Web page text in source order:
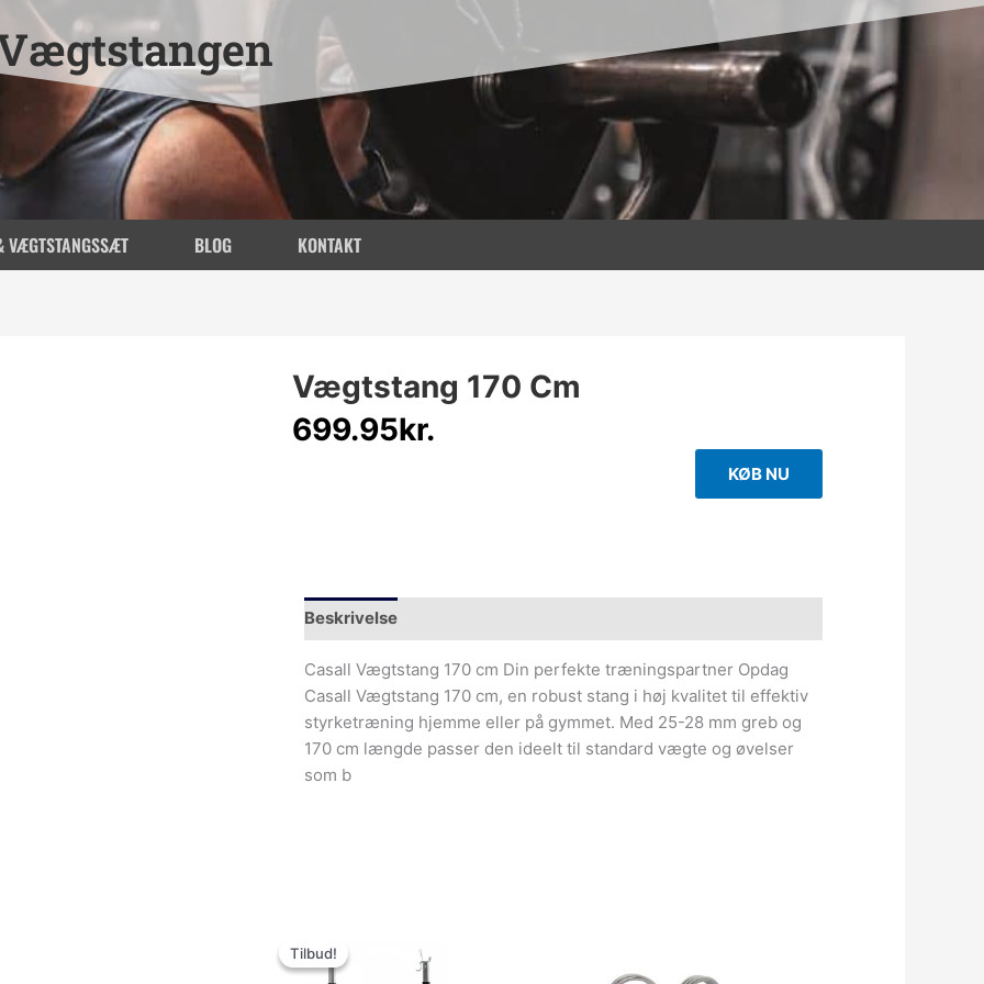
VÆGTSTANGSSÆT BLOG KONTAKT
Vægtstang 170 Cm
699.95kr.
KØB NU
Beskrivelse
Casall Vægtstang 170 cm Din perfekte træningspartner Opdag
Casall Vægtstang 170 cm, en robust stang i høj kvalitet til effektiv
styrketræning hjemme eller på gymmet. Med 25-28 mm greb og
170 cm længde passer den ideelt til standard vægte og øvelser
som b
Tilbud!
Tilbud!
oprindelige